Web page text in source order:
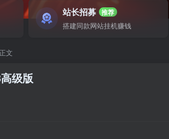
站长招募 推荐
搭建同款网站挂机赚钱
正文
级版